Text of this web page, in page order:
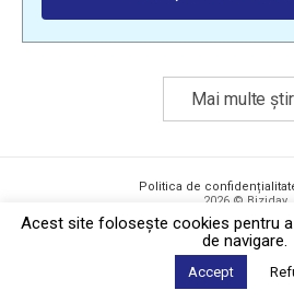
Mai multe
Politica de
2026 © Biziday
Acest site foloseşte cookies pentru
de navigare.
Accept